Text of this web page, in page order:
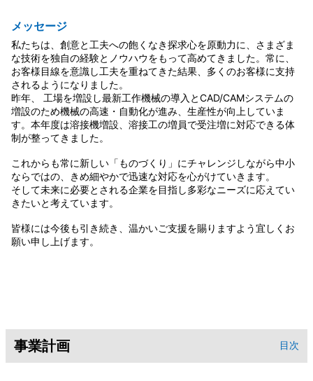
メッセージ
私たちは、創意と工夫への飽くなき探求心を原動力に、さまざま
な技術を独自の経験とノウハウをもって高めてきました。常に、
お客様目線を意識し工夫を重ねてきた結果、多くのお客様に支持
されるようになりました。
昨年、 工場を増設し最新工作機械の導入とCAD/CAMシステムの
増設のため機械の高速・自動化が進み、生産性が向上していま
す。本年度は溶接機増設、溶接工の増員で受注増に対応できる体
制が整ってきました。
これからも常に新しい「ものづくり」にチャレンジしながら中小
ならではの、きめ細やかで迅速な対応を心がけていきます。
そして未来に必要とされる企業を目指し多彩なニーズに応えてい
きたいと考えています。
皆様には今後も引き続き、温かいご支援を賜りますよう宜しくお
願い申し上げます。
事業計画 目次